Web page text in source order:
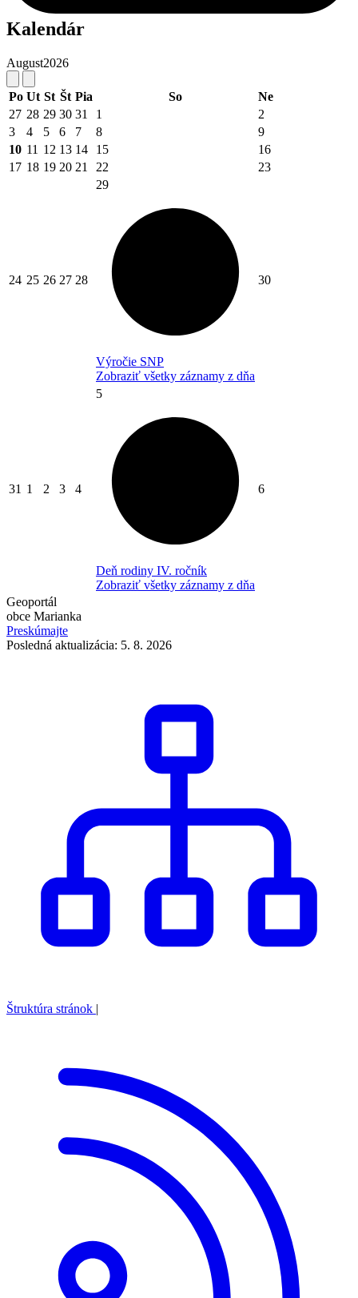
Kalendár
August2026
Po Ut St Št Pia So
Ne
27 28 29 30 31 1
2
3
4 5 6 7 8
9
10 11 12 13 14 15
16
17 18 19 20 21 22 23
24 25 26 27 28
29
Výročie SNP
Zobraziť všetky záznamy z dňa
30
31 1 2 3 4
5
Deň rodiny IV. ročník
Zobraziť všetky záznamy z dňa
6
Geoportál
obce Marianka
Preskúmajte
Posledná aktualizácia: 5. 8. 2026
Štruktúra stránok |